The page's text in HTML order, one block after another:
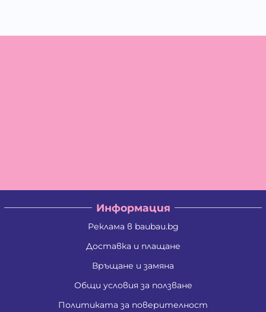
Информация
Реклама в baubau.bg
Доставка и плащане
Връщане и замяна
Общи условия за ползване
Политиката за поверителност